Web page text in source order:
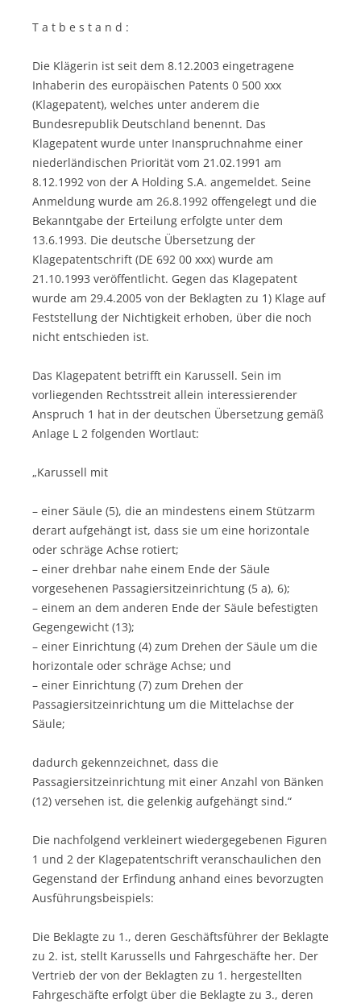
T a t b e s t a n d :
Die Klägerin ist seit dem 8.12.2003 eingetragene
Inhaberin des europäischen Patents 0 500 xxx
(Klagepatent), welches unter anderem die
Bundesrepublik Deutschland benennt. Das
Klagepatent wurde unter Inanspruchnahme einer
niederländischen Priorität vom 21.02.1991 am
8.12.1992 von der A Holding S.A. angemeldet. Seine
Anmeldung wurde am 26.8.1992 offengelegt und die
Bekanntgabe der Erteilung erfolgte unter dem
13.6.1993. Die deutsche Übersetzung der
Klagepatentschrift (DE 692 00 xxx) wurde am
21.10.1993 veröffentlicht. Gegen das Klagepatent
wurde am 29.4.2005 von der Beklagten zu 1) Klage auf
Feststellung der Nichtigkeit erhoben, über die noch
nicht entschieden ist.
Das Klagepatent betrifft ein Karussell. Sein im
vorliegenden Rechtsstreit allein interessierender
Anspruch 1 hat in der deutschen Übersetzung gemäß
Anlage L 2 folgenden Wortlaut:
„Karussell mit
– einer Säule (5), die an mindestens einem Stützarm
derart aufgehängt ist, dass sie um eine horizontale
oder schräge Achse rotiert;
– einer drehbar nahe einem Ende der Säule
vorgesehenen Passagiersitzeinrichtung (5 a), 6);
– einem an dem anderen Ende der Säule befestigten
Gegengewicht (13);
– einer Einrichtung (4) zum Drehen der Säule um die
horizontale oder schräge Achse; und
– einer Einrichtung (7) zum Drehen der
Passagiersitzeinrichtung um die Mittelachse der
Säule;
dadurch gekennzeichnet, dass die
Passagiersitzeinrichtung mit einer Anzahl von Bänken
(12) versehen ist, die gelenkig aufgehängt sind.“
Die nachfolgend verkleinert wiedergegebenen Figuren
1 und 2 der Klagepatentschrift veranschaulichen den
Gegenstand der Erfindung anhand eines bevorzugten
Ausführungsbeispiels:
Die Beklagte zu 1., deren Geschäftsführer der Beklagte
zu 2. ist, stellt Karussells und Fahrgeschäfte her. Der
Vertrieb der von der Beklagten zu 1. hergestellten
Fahrgeschäfte erfolgt über die Beklagte zu 3., deren